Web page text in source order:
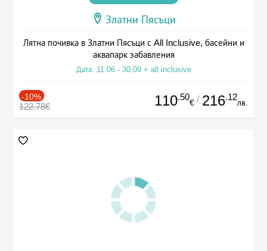
Златни Пясъци
Лятна почивка в Златни Пясъци с All Inclusive, басейни и
аквапарк забавления
Дата: 11.06 - 30.09 + all inclusive
-10%
122.78€ 110.50
€ / 216.12
лв.